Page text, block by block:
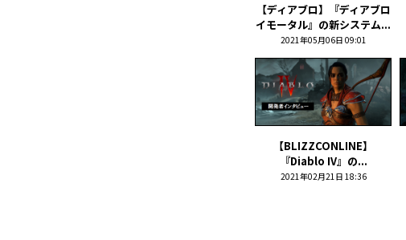
【ディアブロ】『ディアブロ
イモータル』の新システム...
2021年05月06日 09:01
【BLIZZCONLINE】
『Diablo IV』の...
2021年02月21日 18:36